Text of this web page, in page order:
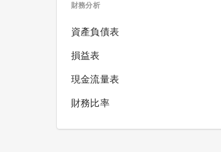
財務分析
資產負債表
損益表
現金流量表
財務比率